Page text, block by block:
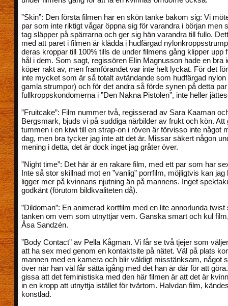
”Skin”: Den första filmen har en skön tanke bakom sig: Vi
par som inte riktigt vågar öppna sig för varandra i början men
tag släpper på spärrarna och ger sig hän varandra till fullo.
med att paret i filmen är klädda i hudfärgad
deras kroppar till 100% tills de under filmens gång klipper upp
hål i dem. Som sagt, regissören Elin Magnusson hade en bra
köper rakt av, men framförandet var inte helt lyckat. För det
inte mycket som är så totalt avtändande som hudfärgad
gamla strumpor) och för det andra så förde synen på detta
fullkroppskondomerna i ”Den Nakna Pistolen”, inte heller
”Fruitcake”: Film nummer två, regisserad av Sara Kaaman
Bergsmark, bjuds vi på suddiga närbilder av frukt och kön. Att
tummen i en kiwi till en strap-on i röven är förvisso inte något
dag, men bra tycker jag inte att det är. Missar säkert någon
mening i detta, det är dock inget jag gråter över.
”Night time”: Det här är en rakare film, med ett par som har
Inte så stor skillnad mot en ”vanlig” porrfilm, möjligtvis kan
ligger mer på kvinnans njutning än på mannens. Inget
godkänt (förutom bildkvaliteten då).
”Dildoman”: En animerad kortfilm med en lite annorlunda
tanken om vem som utnyttjar vem. Ganska smart och kul
Åsa Sandzén.
”Body Contact” av Pella Kågman. Vi får se två tjejer som väljer
att ha sex med genom en kontaktsite på nätet. Väl på plats
mannen med en kamera och blir väldigt misstänksam, något
över när han väl får sätta igång med det han är där för att
gissa att det feministiska med den här filmen är att det är
in en kropp att utnyttja istället för tvärtom. Halvdan film,
konstlad.